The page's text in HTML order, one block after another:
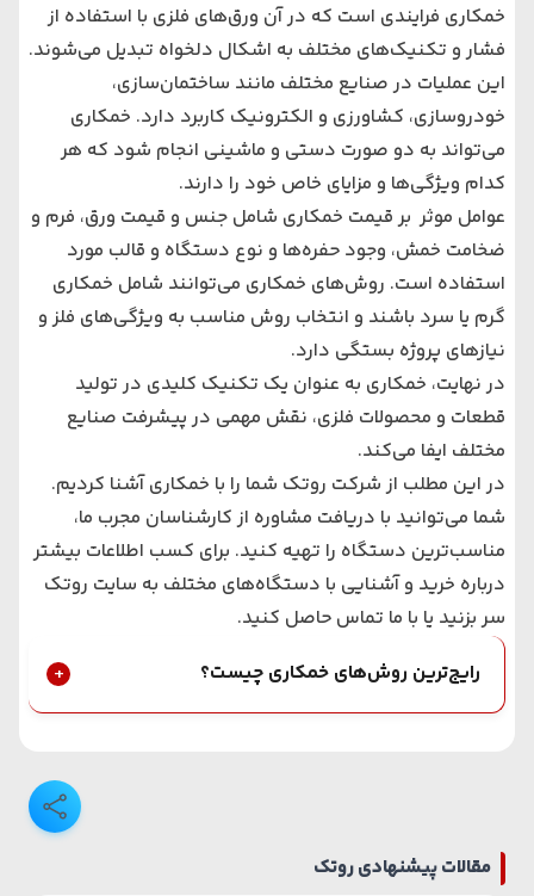
خمکاری فرایندی است که در آن ورق‌های فلزی با استفاده از
فشار و تکنیک‌های مختلف به اشکال دلخواه تبدیل می‌شوند.
این عملیات در صنایع مختلف مانند ساختمان‌سازی،
خودروسازی، کشاورزی و الکترونیک کاربرد دارد. خمکاری
می‌تواند به دو صورت دستی و ماشینی انجام شود که هر
کدام ویژگی‌ها و مزایای خاص خود را دارند.
عوامل موثر بر قیمت خمکاری شامل جنس و قیمت ورق، فرم و
ضخامت خمش، وجود حفره‌ها و نوع دستگاه و قالب مورد
استفاده است. روش‌های خمکاری می‌توانند شامل خمکاری
گرم یا سرد باشند و انتخاب روش مناسب به ویژگی‌های فلز و
نیازهای پروژه بستگی دارد.
در نهایت، خمکاری به عنوان یک تکنیک کلیدی در تولید
قطعات و محصولات فلزی، نقش مهمی در پیشرفت صنایع
مختلف ایفا می‌کند.
در این مطلب از شرکت روتک شما را با خمکاری آشنا کردیم.
شما می‌توانید با دریافت مشاوره از کارشناسان مجرب ما،
مناسب‌ترین دستگاه را تهیه کنید. برای کسب اطلاعات بیشتر
درباره خرید و آشنایی با دستگاه‌های مختلف به سایت روتک
سر بزنید یا با ما تماس حاصل کنید.
رایج‌ترین روش‌های خمکاری چیست؟
مقالات پیشنهادی روتک